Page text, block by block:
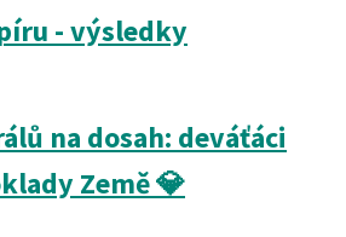
- výsledky
na dosah: deváťáci
Země 💎